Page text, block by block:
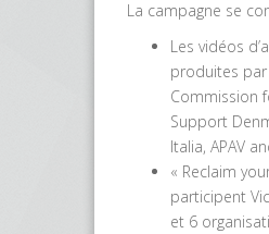
La campagne se
Les vidéos
produites par
Commission
Support
Italia, APAV
« Reclaim
participent
et 6